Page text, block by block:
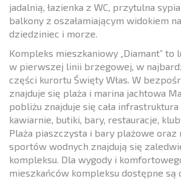
jadalnią, łazienka z WC, przytulna
balkony z oszałamiającym widokiem
dziedziniec i morze.
Kompleks mieszkaniowy „Diamant” to
w pierwszej linii brzegowej, w
części kurortu Święty Włas. W
znajduje się plaża i marina jachtowa
pobliżu znajduje się cała
kawiarnie, butiki, bary, restauracje,
Plaża piaszczysta i bary plażowe oraz
sportów wodnych znajdują się
kompleksu. Dla wygody i
mieszkańców kompleksu dostępne są